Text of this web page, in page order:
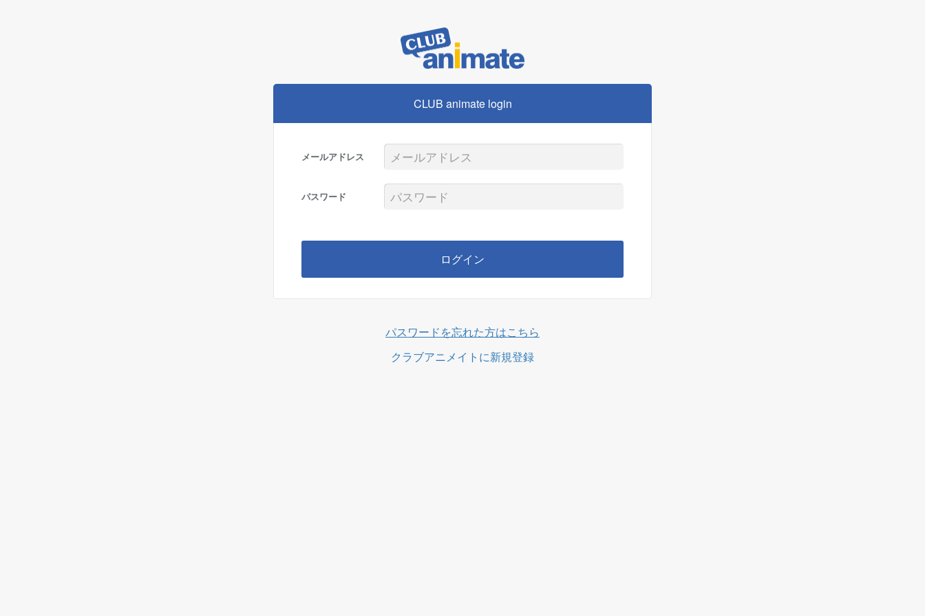
CLUB animate login
メールアドレス
パスワード
ログイン
パスワードを忘れた方はこちら
クラブアニメイトに新規登録